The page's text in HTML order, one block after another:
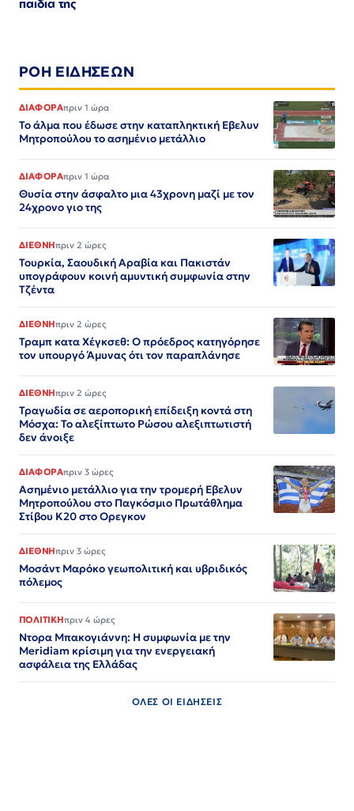
παιδιά της
ΡΟΗ ΕΙΔΗΣΕΩΝ
ΔΙΑΦΟΡΑπριν 1 ώρα
Το άλμα που έδωσε στην καταπληκτική Εβελυν
Μητροπούλου το ασημένιο μετάλλιο
ΔΙΑΦΟΡΑπριν 1 ώρα
Θυσία στην άσφαλτο μια 43χρονη μαζί με τον
24χρονο γιο της
ΔΙΕΘΝΗπριν 2 ώρες
Τουρκία, Σαουδική Αραβία και Πακιστάν
υπογράφουν κοινή αμυντική συμφωνία στην
Τζέντα
ΔΙΕΘΝΗπριν 2 ώρες
Τραμπ κατα Χέγκσεθ: Ο πρόεδρος κατηγόρησε
τον υπουργό Άμυνας ότι τον παραπλάνησε
ΔΙΕΘΝΗπριν 2 ώρες
Τραγωδία σε αεροπορική επίδειξη κοντά στη
Μόσχα: Το αλεξίπτωτο Ρώσου αλεξιπτωτιστή
δεν άνοιξε
ΔΙΑΦΟΡΑπριν 3 ώρες
Ασημένιο μετάλλιο για την τρομερή Εβελυν
Μητροπούλου στο Παγκόσμιο Πρωτάθλημα
Στίβου Κ20 στο Ορεγκον
ΔΙΕΘΝΗπριν 3 ώρες
Μοσάντ Μαρόκο γεωπολιτική και υβριδικός
πόλεμος
ΠΟΛΙΤΙΚΗπριν 4 ώρες
Ντορα Μπακογιάννη: Η συμφωνία με την
Meridiam κρίσιμη για την ενεργειακή
ασφάλεια της Ελλάδας
ΟΛΕΣ ΟΙ ΕΙΔΗΣΕΙΣ